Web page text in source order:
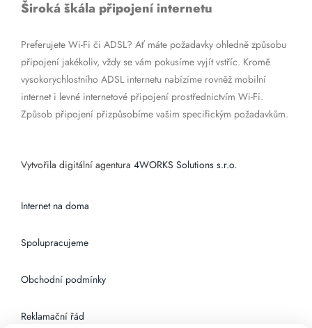
Široká škála připojení internetu
Preferujete Wi-Fi či ADSL? Ať máte požadavky ohledně způsobu
připojení jakékoliv, vždy se vám pokusíme vyjít vstříc. Kromě
vysokorychlostního ADSL internetu nabízíme rovněž mobilní
internet i levné internetové připojení prostřednictvím Wi-Fi.
Způsob připojení přizpůsobíme vašim specifickým požadavkům.
Vytvořila digitální agentura 4WORKS Solutions s.r.o.
Internet na doma
Spolupracujeme
Obchodní podmínky
Reklamační řád